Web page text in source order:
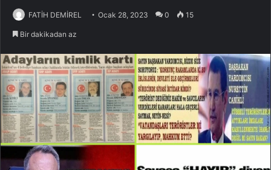
FATİH DEMİREL Ocak 28, 2023 0 15
Bir dakikadan az